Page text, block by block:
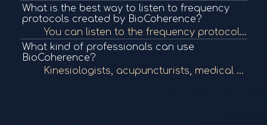
What is the best way to listen to frequency
protocols created by BioCoherence?
You can listen to the frequency protocols through headphones via the app or export them as audio files to MP3 players. Playing them from a device in your pocket can emit a consistent electromagnetic field for ongoing therapy throughout the day.
What kind of professionals can use
BioCoherence?
Kinesiologists, acupuncturists, medical doctors, osteopaths, and naturopaths can use BioCoherence both in-person and remotely to perform scans, prescribe frequency protocols, and interact via the professional directory.